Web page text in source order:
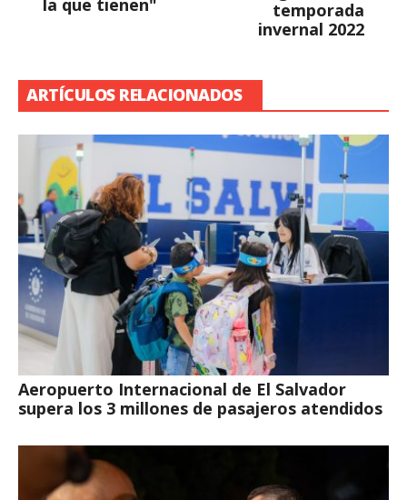
la que tienen"
temporada
invernal 2022
ARTÍCULOS RELACIONADOS
Aeropuerto Internacional de El Salvador
supera los 3 millones de pasajeros atendidos